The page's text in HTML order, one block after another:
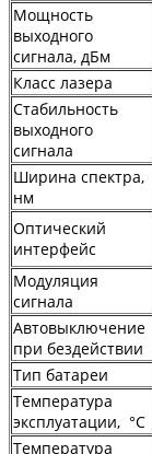
Мощность
выходного
сигнала, дБм
Класс лазера
Стабильность
выходного
сигнала
Ширина спектра,
нм
Оптический
интерфейс
Модуляция
сигнала
Автовыключение
при бездействии
Тип батареи
Температура
эксплуатации, °C
Температура